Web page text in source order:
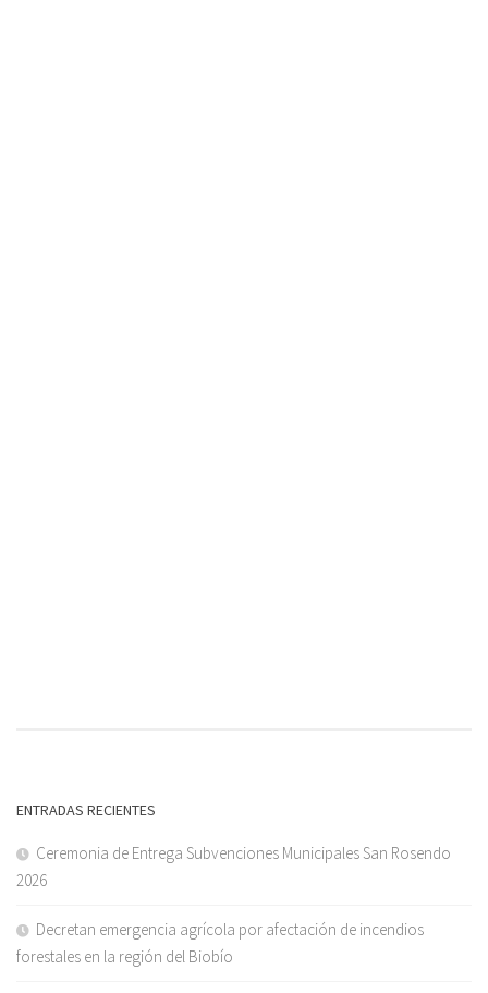
ENTRADAS RECIENTES
Ceremonia de Entrega Subvenciones Municipales San Rosendo
2026
Decretan emergencia agrícola por afectación de incendios
forestales en la región del Biobío